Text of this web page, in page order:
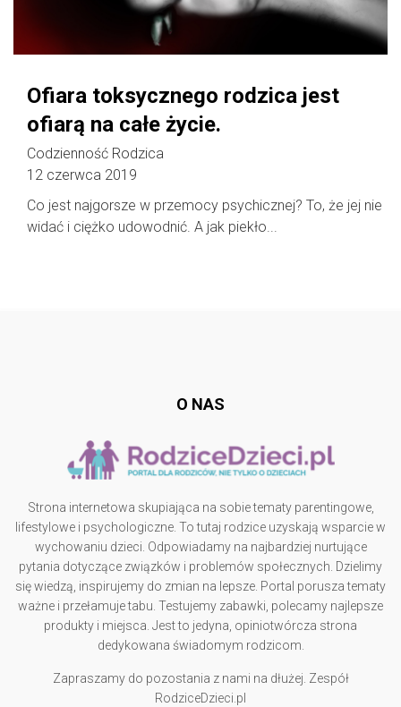
Ofiara toksycznego rodzica jest
ofiarą na całe życie.
Codzienność Rodzica
12 czerwca 2019
Co jest najgorsze w przemocy psychicznej? To, że jej nie
widać i ciężko udowodnić. A jak piekło...
O NAS
Strona internetowa skupiająca na sobie tematy parentingowe,
lifestylowe i psychologiczne. To tutaj rodzice uzyskają wsparcie w
wychowaniu dzieci. Odpowiadamy na najbardziej nurtujące
pytania dotyczące związków i problemów społecznych. Dzielimy
się wiedzą, inspirujemy do zmian na lepsze. Portal porusza tematy
ważne i przełamuje tabu. Testujemy zabawki, polecamy najlepsze
produkty i miejsca. Jest to jedyna, opiniotwórcza strona
dedykowana świadomym rodzicom.
Zapraszamy do pozostania z nami na dłużej. Zespół
RodziceDzieci.pl